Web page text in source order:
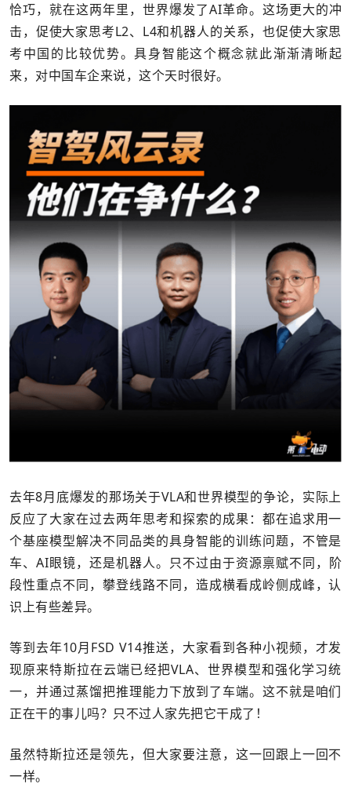
恰巧，就在这两年里，世界爆发了AI革命。这场更大的冲
击，促使大家思考L2、L4和机器人的关系，也促使大家思
考中国的比较优势。具身智能这个概念就此渐渐清晰起
来，对中国车企来说，这个天时很好。
去年8月底爆发的那场关于VLA和世界模型的争论，实际上
反应了大家在过去两年思考和探索的成果：都在追求用一
个基座模型解决不同品类的具身智能的训练问题，不管是
车、AI眼镜，还是机器人。只不过由于资源禀赋不同，阶
段性重点不同，攀登线路不同，造成横看成岭侧成峰，认
识上有些差异。
等到去年10月FSD V14推送，大家看到各种小视频，才发
现原来特斯拉在云端已经把VLA、世界模型和强化学习统
一，并通过蒸馏把推理能力下放到了车端。这不就是咱们
正在干的事儿吗？只不过人家先把它干成了！
虽然特斯拉还是领先，但大家要注意，这一回跟上一回不
一样。